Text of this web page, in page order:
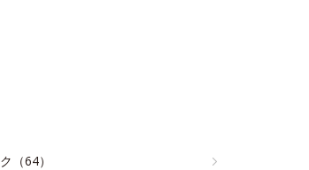
（64）